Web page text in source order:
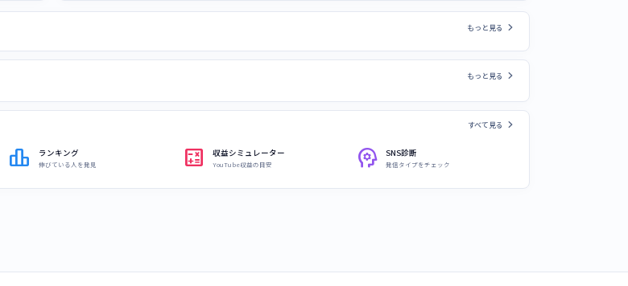
もっと見る chevron_right
もっと見る chevron_right
すべて見る chevron_right
leaderboard ランキング
伸びている人を発見 calculate 収益シミュレーター
YouTube収益の目安 psychology SNS診断
発信タイプをチェック